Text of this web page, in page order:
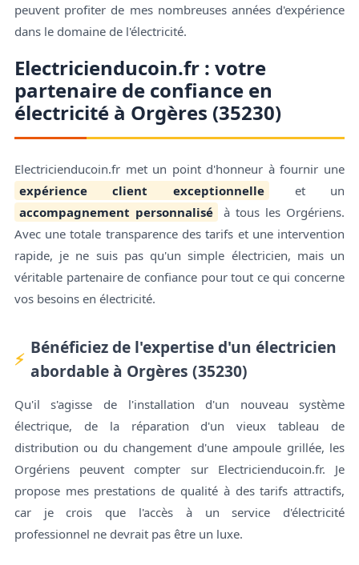
peuvent profiter de mes nombreuses années d'expérience
dans le domaine de l'électricité.
Electricienducoin.fr : votre
partenaire de confiance en
électricité à Orgères (35230)
Electricienducoin.fr met un point d'honneur à fournir une
expérience client exceptionnelle
et un
accompagnement personnalisé
à tous les Orgériens.
Avec une totale transparence des tarifs et une intervention
rapide, je ne suis pas qu'un simple électricien, mais un
véritable partenaire de confiance pour tout ce qui concerne
vos besoins en électricité.
Bénéficiez de l'expertise d'un électricien
abordable à Orgères (35230)
Qu'il s'agisse de l'installation d'un nouveau système
électrique, de la réparation d'un vieux tableau de
distribution ou du changement d'une ampoule grillée, les
Orgériens peuvent compter sur Electricienducoin.fr. Je
propose mes prestations de qualité à des tarifs attractifs,
car je crois que l'accès à un service d'électricité
professionnel ne devrait pas être un luxe.